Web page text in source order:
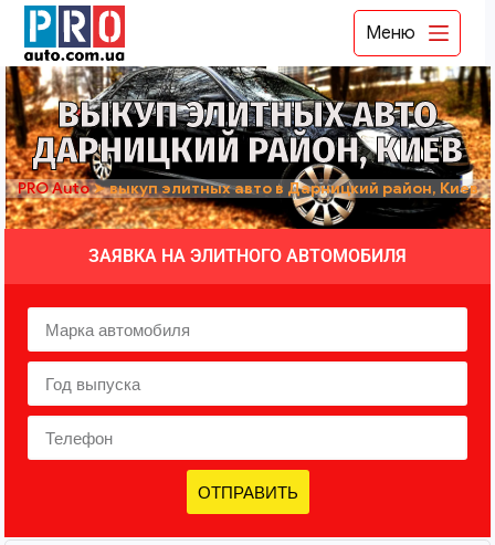
Меню
ВЫКУП ЭЛИТНЫХ АВТО
ДАРНИЦКИЙ РАЙОН, КИЕВ
PRO Auto➤выкуп элитных авто в Дарницкий район, Киев
ЗАЯВКА НА ЭЛИТНОГО АВТОМОБИЛЯ
ОТПРАВИТЬ